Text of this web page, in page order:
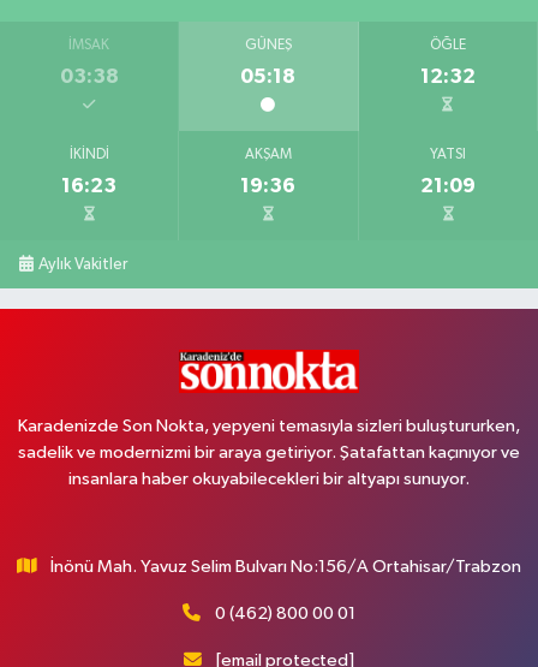
İMSAK
03:38
GÜNEŞ
05:18
ÖĞLE
12:32
İKINDI
16:23
AKŞAM
19:36
YATSI
21:09
Aylık Vakitler
Karadenizde Son Nokta, yepyeni temasıyla sizleri buluştururken,
sadelik ve modernizmi bir araya getiriyor. Şatafattan kaçınıyor ve
insanlara haber okuyabilecekleri bir altyapı sunuyor.
İnönü Mah. Yavuz Selim Bulvarı No:156/A Ortahisar/Trabzon
0 (462) 800 00 01
[email protected]